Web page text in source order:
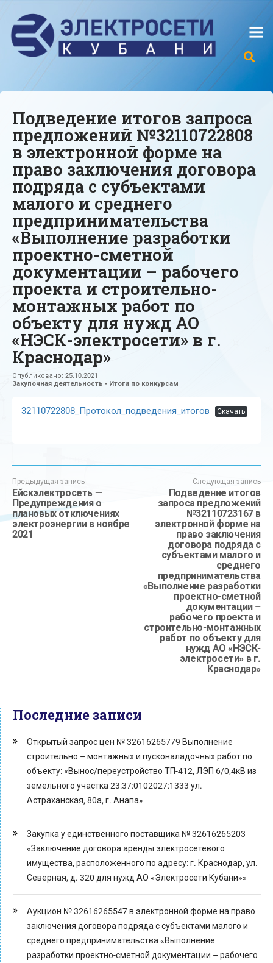
Подведение итогов запроса
предложений №32110722808
в электронной форме на
право заключения договора
подряда с субъектами
малого и среднего
предпринимательства
«Выполнение разработки
проектно-сметной
документации – рабочего
проекта и строительно-
монтажных работ по
объекту для нужд АО
«НЭСК-электросети» в г.
Краснодар»
Опубликовано: 25.10.2021
Закупочная деятельность • Итоги по конкурсам
32110722808_Протокол_подведения_итогов Скачать
Предыдущая запись
Ейскэлектросеть —
Предупреждения о
плановых отключениях
электроэнергии в ноябре
2021
Следующая запись
Подведение итогов
запроса предложений
№32110723167 в
электронной форме на
право заключения
договора подряда с
субъектами малого и
среднего
предпринимательства
«Выполнение разработки
проектно-сметной
документации –
рабочего проекта и
строительно-монтажных
работ по объекту для
нужд АО «НЭСК-
электросети» в г.
Краснодар»
Последние записи
Открытый запрос цен № 32616265779 Выполнение
строительно – монтажных и пусконаладочных работ по
объекту: «Вынос/переустройство ТП-412, ЛЭП 6/0,4кВ из
земельного участка 23:37:0102027:1333 ул.
Астраханская, 80а, г. Анапа»
Закупка у единственного поставщика № 32616265203
«Заключение договора аренды электросетевого
имущества, расположенного по адресу: г. Краснодар, ул.
Северная, д. 320 для нужд АО «Электросети Кубани»»
Аукцион № 32616265547 в электронной форме на право
заключения договора подряда с субъектами малого и
среднего предпринимательства «Выполнение
разработки проектно-сметной документации – рабочего